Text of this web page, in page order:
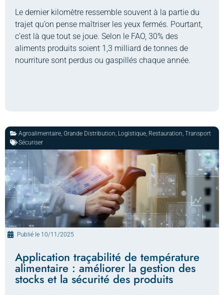
Le dernier kilomètre ressemble souvent à la partie du
trajet qu’on pense maîtriser les yeux fermés. Pourtant,
c’est là que tout se joue. Selon le FAO, 30% des
aliments produits soient 1,3 milliard de tonnes de
nourriture sont perdus ou gaspillés chaque année.
Agroalimentaire, Grande Distribution, Logistique, Restauration, Transport
Sécuriser
Publié le 10/11/2025
Application traçabilité de température
alimentaire : améliorer la gestion des
stocks et la sécurité des produits